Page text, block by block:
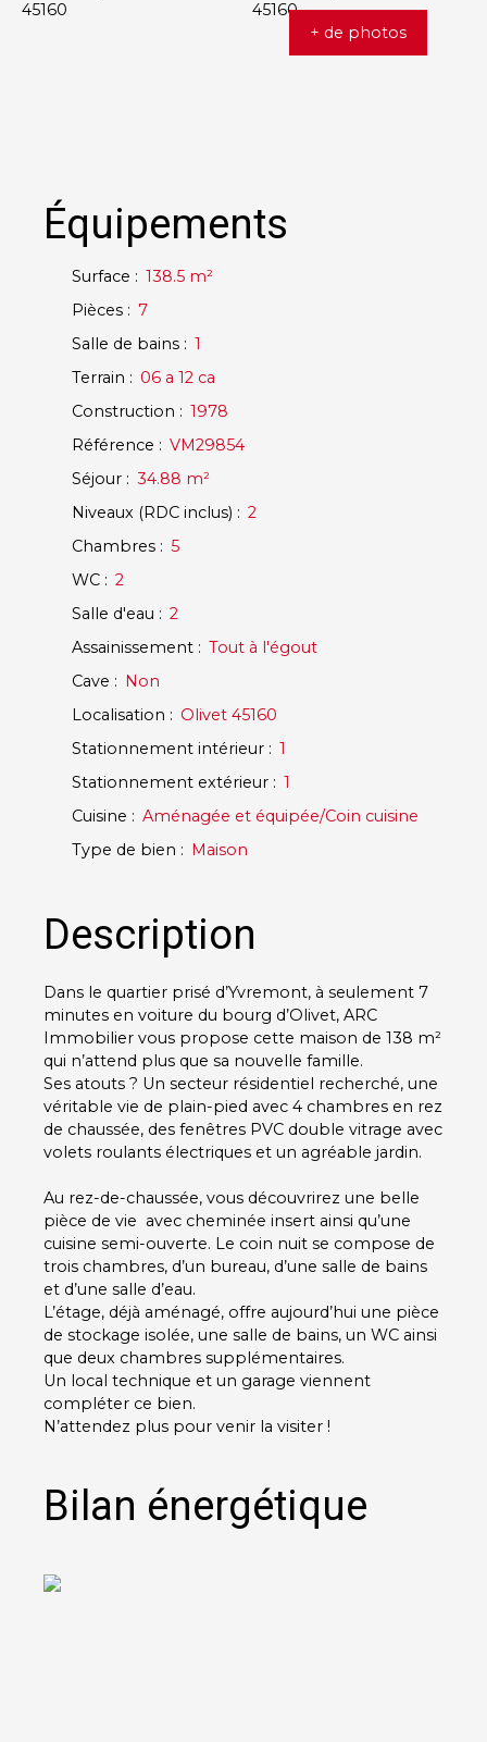
+ de photos
Équipements
Surface : 138.5 m²
Pièces : 7
Salle de bains : 1
Terrain : 06 a 12 ca
Construction : 1978
Référence : VM29854
Séjour : 34.88 m²
Niveaux (RDC inclus) : 2
Chambres : 5
WC : 2
Salle d'eau : 2
Assainissement : Tout à l'égout
Cave : Non
Localisation : Olivet 45160
Stationnement intérieur : 1
Stationnement extérieur : 1
Cuisine : Aménagée et équipée/Coin cuisine
Type de bien : Maison
Description
Dans le quartier prisé d’Yvremont, à seulement 7
minutes en voiture du bourg d’Olivet, ARC
Immobilier vous propose cette maison de 138 m²
qui n’attend plus que sa nouvelle famille.
Ses atouts ? Un secteur résidentiel recherché, une
véritable vie de plain-pied avec 4 chambres en rez
de chaussée, des fenêtres PVC double vitrage avec
volets roulants électriques et un agréable jardin.
Au rez-de-chaussée, vous découvrirez une belle
pièce de vie avec cheminée insert ainsi qu’une
cuisine semi-ouverte. Le coin nuit se compose de
trois chambres, d’un bureau, d’une salle de bains
et d’une salle d’eau.
L’étage, déjà aménagé, offre aujourd’hui une pièce
de stockage isolée, une salle de bains, un WC ainsi
que deux chambres supplémentaires.
Un local technique et un garage viennent
compléter ce bien.
N’attendez plus pour venir la visiter !
Bilan énergétique